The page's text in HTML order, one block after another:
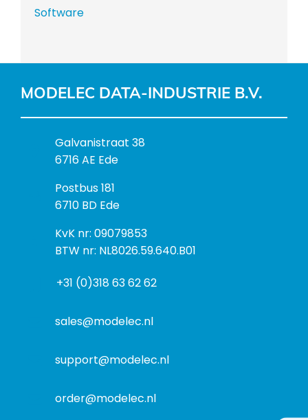
Software
MODELEC DATA-INDUSTRIE B.V.
B
e
o
e
k
a
r
Galvanistraat 38
6716 AE Ede
P
o
t
a
s
Postbus 181
6710 BD Ede
I
n
o
m
KvK nr: 09079853
BTW nr: NL8026.59.640.B01
+31 (0)318 63 62 62
sales@modelec.nl
support@modelec.nl
order@modelec.nl